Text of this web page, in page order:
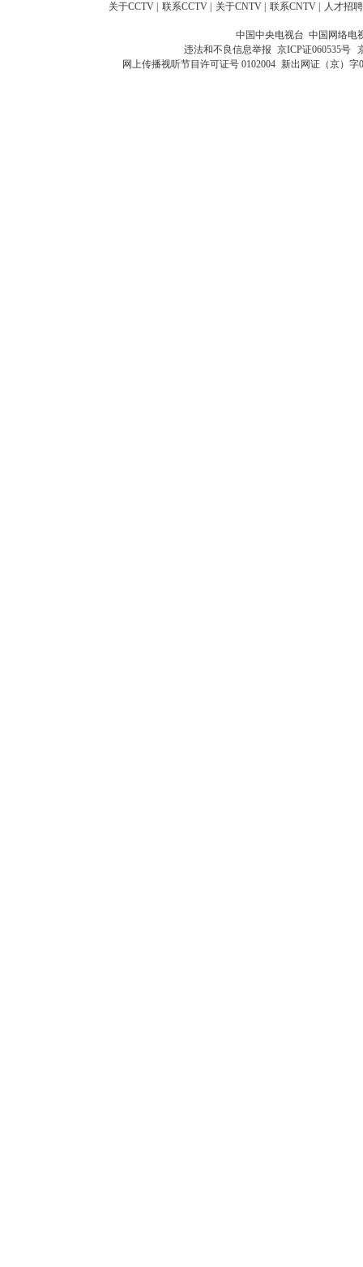
关于CCTV 联系CCTV 关于CNTV 联系CNTV 人才招聘
中国中央电视台 中国网络电
违法和不良信息举报 京ICP证060535号
网上传播视听节目许可证号 0102004 新出网证（京）